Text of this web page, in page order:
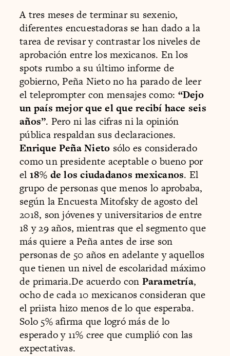
A tres meses de terminar su sexenio,
diferentes encuestadoras se han dado a la
tarea de revisar y contrastar los niveles de
aprobación entre los mexicanos. En los
spots rumbo a su último informe de
gobierno, Peña Nieto no ha parado de leer
el teleprompter con mensajes como: “Dejo
un país mejor que el que recibí hace seis
años”. Pero ni las cifras ni la opinión
pública respaldan sus declaraciones.
Enrique Peña Nieto sólo es considerado
como un presidente aceptable o bueno por
el 18% de los ciudadanos mexicanos. El
grupo de personas que menos lo aprobaba,
según la Encuesta Mitofsky de agosto del
2018, son jóvenes y universitarios de entre
18 y 29 años, mientras que el segmento que
más quiere a Peña antes de irse son
personas de 50 años en adelante y aquellos
que tienen un nivel de escolaridad máximo
de primaria.De acuerdo con Parametría,
ocho de cada 10 mexicanos consideran que
el priista hizo menos de lo que esperaba.
Solo 5% afirma que logró más de lo
esperado y 11% cree que cumplió con las
expectativas.